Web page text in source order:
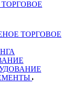
ТОРГОВОЕ